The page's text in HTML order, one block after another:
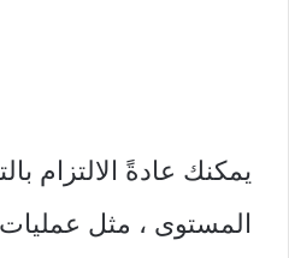
يمكنك عادةً الالتزام
المستوى ، مثل